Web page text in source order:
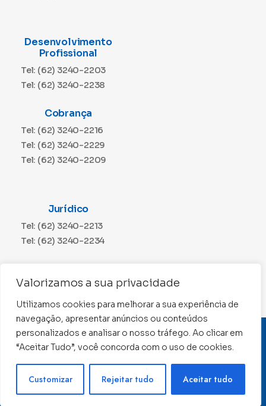
Valorizamos a sua privacidade
Utilizamos cookies para melhorar a sua experiência de
navegação, apresentar anúncios ou conteúdos
personalizados e analisar o nosso tráfego. Ao clicar em
“Aceitar Tudo”, você concorda com o uso de cookies.
Customizar Rejeitar tudo Aceitar tudo
Desenvolvimento
Profissional
Tel: (62) 3240-2203
Tel: (62) 3240-2238
Cobrança
Tel: (62) 3240-2216
Tel: (62) 3240-2229
Tel: (62) 3240-2209
Jurídico
Tel: (62) 3240-2213
Tel: (62) 3240-2234
Tel: (62) 3240-2230
CNPJ: 01.015.676/0001-11
Conselho Regional de Contabilidade de Goiás 2022 –
Todos os direitos reservados
Desenvolvido por:
Precisa de ajuda ?